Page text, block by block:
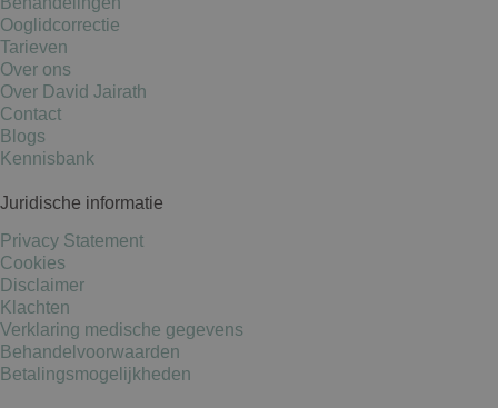
Ooglidcorrectie
Tarieven
Over ons
Over David Jairath
Contact
Blogs
Kennisbank
Juridische informatie
Privacy Statement
Cookies
Disclaimer
Klachten
Verklaring medische gegevens
Behandelvoorwaarden
Betalingsmogelijkheden